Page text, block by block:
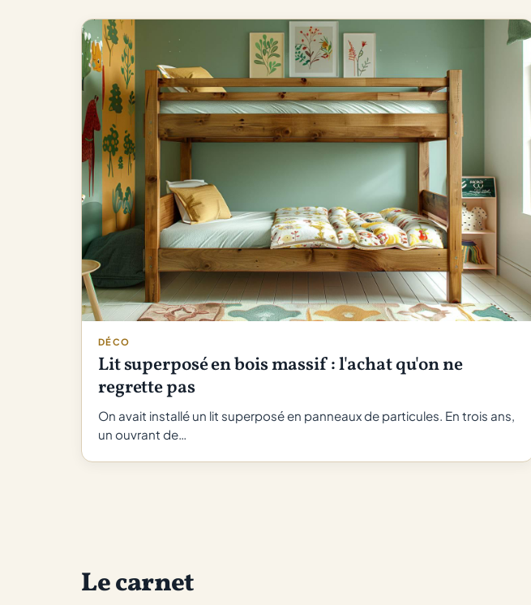
DÉCO
Lit superposé en bois massif : l'achat qu'on ne
regrette pas
On avait installé un lit superposé en panneaux de particules. En trois ans,
un ouvrant de…
Le carnet